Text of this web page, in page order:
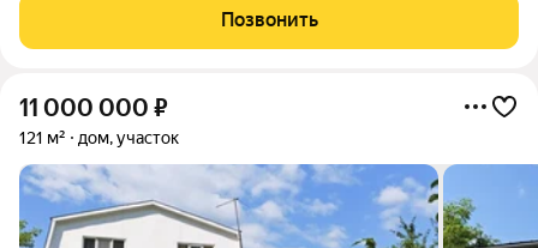
в 3х минутах ходьбы. Есть летняя веранда и летняя кухня.
Дорога к дому
Позвонить
11 000 000 ₽
121 м² дом, участок